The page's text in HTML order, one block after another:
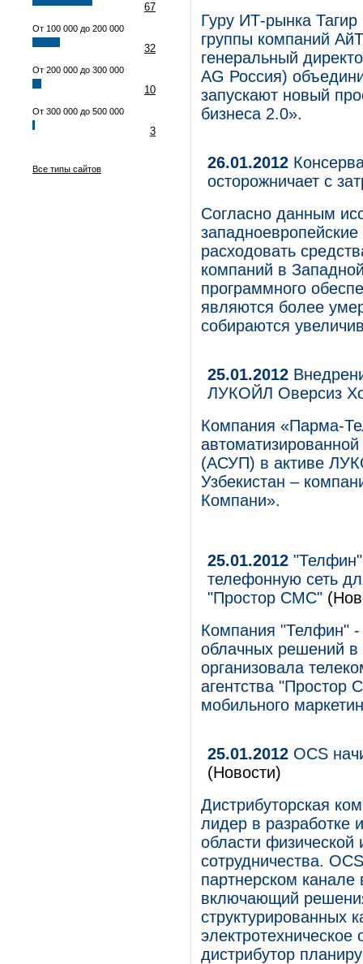
67
От 100 000 до 200 000
32
От 200 000 до 300 000
10
От 300 000 до 500 000
3
Все типы сайтов
Гуру ИТ-рынка
группы компаний
генеральный
AG Россия)
запускают новый
бизнеса 2.0».
26.01.2012
осторожничает с
Согласно данным
расходовать
компаний в
программного
являются более
собираются
25.01.2012
ЛУКОЙЛ Оверсиз
Компания «Парма-
(АСУП) в активе
Узбекистан –
Компани».
25.01.2012
телефонную сеть
"Простор СМС"
Компания "Телфин" -
облачных решений в
организовала
агентства "Простор
мобильного
25.01.2012 OCS
(Новости)
Дистрибуторская
лидер в разработке
области
сотрудничества.
партнерском канале
включающий
структурированных
дистрибутор